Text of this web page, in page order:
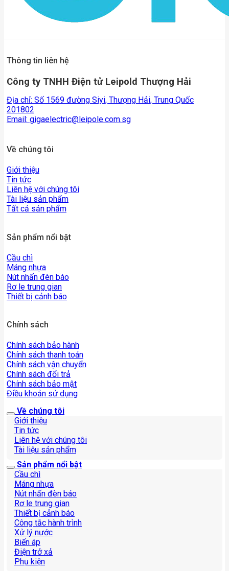
Thông tin liên hệ
Công ty TNHH Điện tử Leipold Thượng Hải
Địa chỉ: Số 1569 đường Siyi, Thượng Hải, Trung Quốc
201802
Email: gigaelectric@leipole.com.sg
Về chúng tôi
Giới thiệu
Tin tức
Liên hệ với chúng tôi
Tài liệu sản phẩm
Tất cả sản phẩm
Sản phẩm nổi bật
Cầu chì
Máng nhựa
Nút nhấn đèn báo
Rơ le trung gian
Thiết bị cảnh báo
Chính sách
Chính sách bảo hành
Chính sách thanh toán
Chính sách vận chuyển
Chính sách đổi trả
Chính sách bảo mật
Điều khoản sử dụng
Về chúng tôi
Giới thiệu
Tin tức
Liên hệ với chúng tôi
Tài liệu sản phẩm
Sản phẩm nổi bật
Cầu chì
Máng nhựa
Nút nhấn đèn báo
Rơ le trung gian
Thiết bị cảnh báo
Công tắc hành trình
Xử lý nước
Biến áp
Điện trở xả
Phụ kiện